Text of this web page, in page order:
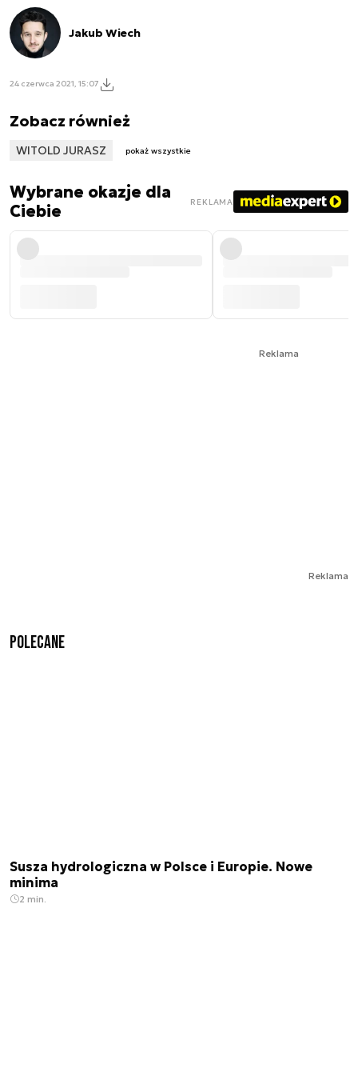
Jakub Wiech
24 czerwca 2021, 15:07
Zobacz również
WITOLD JURASZ pokaż wszystkie
Wybrane okazje dla
Ciebie
REKLAMA
Reklama
Reklama
Polecane
Susza hydrologiczna w Polsce i Europie. Nowe
minima
2 min.